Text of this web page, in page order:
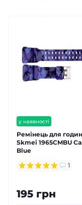
у наявності
Ремінець для
Skmei 1965CMBU
Blue
1
195 грн